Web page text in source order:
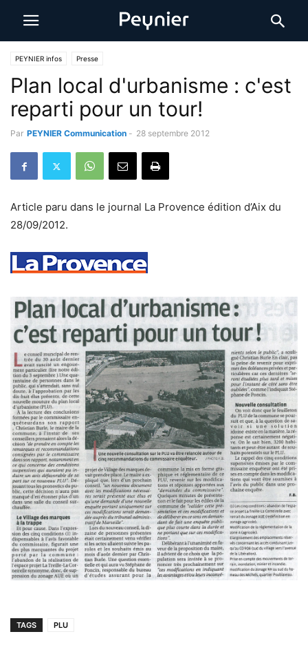
PEYNIER infos Presse
Plan local d'urbanisme : c'est
reparti pour un tour!
Par PEYNIER Communication - 28 septembre 2012
Article paru dans le journal La Provence édition d’Aix du
28/09/2012.
TAGS PLU